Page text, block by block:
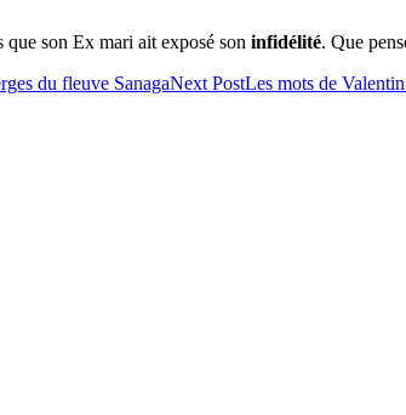
que son Ex mari ait exposé son infidélité. Que
du fleuve SanagaNext PostLes mots de